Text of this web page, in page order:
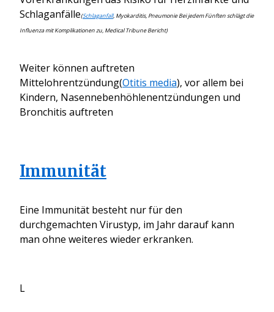
Schlaganfälle(Schlaganfall, Myokarditis, Pneumonie Bei jedem Fünften schlägt die
Influenza mit Komplikationen zu, Medical Tribune Bericht)
Weiter können auftreten
Mittelohrentzündung(Otitis media), vor allem bei
Kindern, Nasennebenhöhlenentzündungen und
Bronchitis auftreten
Immunität
Eine Immunität besteht nur für den
durchgemachten Virustyp, im Jahr darauf kann
man ohne weiteres wieder erkranken.
L